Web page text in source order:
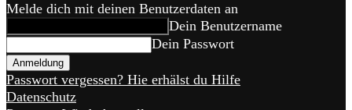
Melde dich mit deinen Benutzerdaten an
Dein Benutzername
Dein Passwort
Passwort vergessen? Hie erhälst du Hilfe
Datenschutz